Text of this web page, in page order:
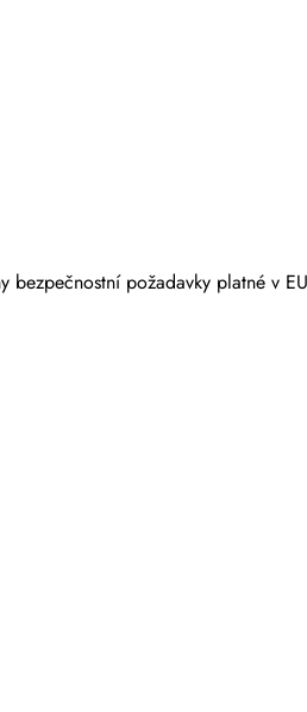
požadavky platné v